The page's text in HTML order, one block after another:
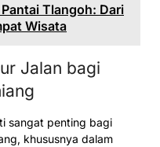
Tlangoh: Dari
Wisata
Jalan bagi
sangat penting bagi
khususnya dalam